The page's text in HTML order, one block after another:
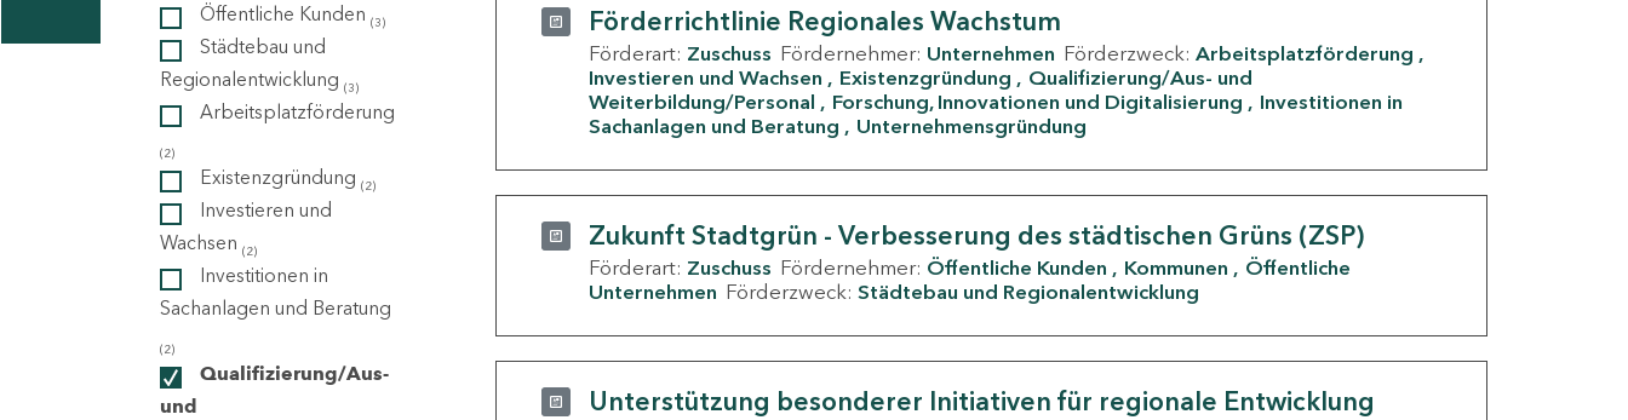
Öffentliche Kunden (3)
Städtebau und
Regionalentwicklung (3)
Arbeitsplatzförderung
(2)
Existenzgründung (2)
Investieren und
Wachsen (2)
Investitionen in
Sachanlagen und Beratung
(2)
Qualifizierung/Aus-
und
Förderrichtlinie Regionales Wachstum
Förderart: Zuschuss Fördernehmer: Unternehmen Förderzweck: Arbeitsplatzförderung
Investieren und Wachsen
Existenzgründung
Qualifizierung/Aus- und
Weiterbildung/Personal
Forschung, Innovationen und Digitalisierung
Investitionen in
Sachanlagen und Beratung
Unternehmensgründung
Zukunft Stadtgrün - Verbesserung des städtischen Grüns (ZSP)
Förderart: Zuschuss Fördernehmer: Öffentliche Kunden Kommunen
Öffentliche
Unternehmen Förderzweck: Städtebau und Regionalentwicklung
Unterstützung besonderer Initiativen für regionale Entwicklung